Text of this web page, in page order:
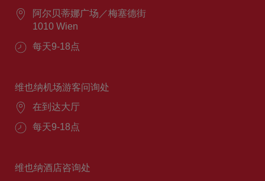
阿尔贝蒂娜广场／梅塞德街
1010 Wien
每天9-18点
维也纳机场游客问询处
在到达大厅
每天9-18点
维也纳酒店咨询处